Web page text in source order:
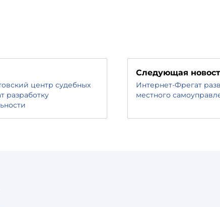
центр судебных
разработку
Следующая
Интернет-Фрегат
местного